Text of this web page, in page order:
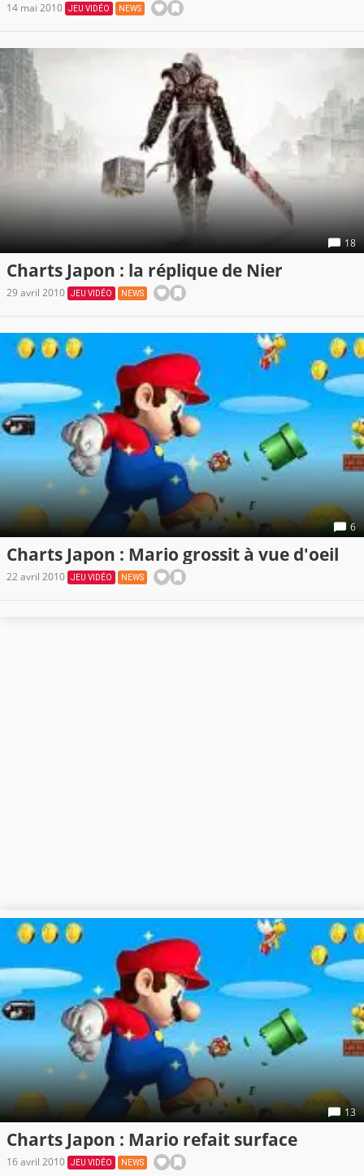
14 mai 2010 JEU VIDÉO NEWS
18
Charts Japon : la réplique de Nier
29 avril 2010 JEU VIDÉO NEWS
6
Charts Japon : Mario grossit à vue d'oeil
22 avril 2010 JEU VIDÉO NEWS
13
Charts Japon : Mario refait surface
16 avril 2010 JEU VIDÉO NEWS